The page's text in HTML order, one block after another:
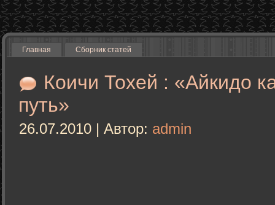
Главная Сборник статей
Коичи Тохей : «Айкидо
путь»
26.07.2010 | Автор: admin